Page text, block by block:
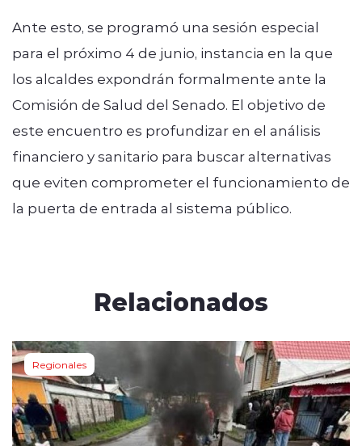
Ante esto, se programó una sesión especial
para el próximo 4 de junio, instancia en la que
los alcaldes expondrán formalmente ante la
Comisión de Salud del Senado. El objetivo de
este encuentro es profundizar en el análisis
financiero y sanitario para buscar alternativas
que eviten comprometer el funcionamiento de
la puerta de entrada al sistema público.
Relacionados
Regionales